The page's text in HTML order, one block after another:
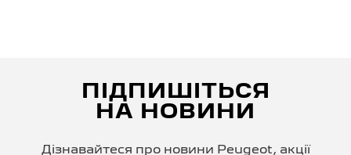
ПІДПИШІТЬСЯ
НА НОВИНИ
Дізнавайтеся про новини Peugeot, акції